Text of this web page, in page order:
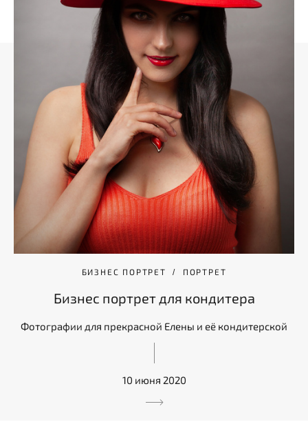
БИЗНЕС ПОРТРЕТ ПОРТРЕТ
Бизнес портрет для кондитера
Фотографии для прекрасной Елены и её кондитерской
10 июня 2020